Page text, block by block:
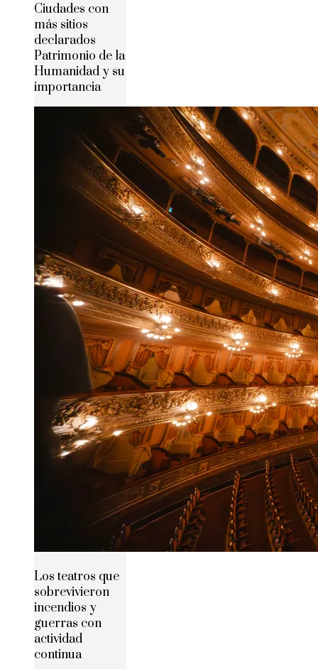
Ciudades con
más sitios
declarados
Patrimonio de la
Humanidad y su
importancia
Los teatros que
sobrevivieron
incendios y
guerras con
actividad
continua